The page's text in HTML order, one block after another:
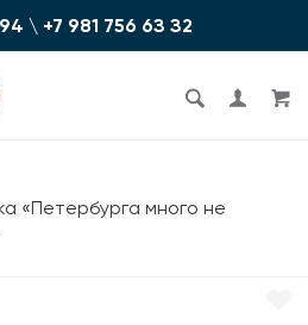
\ +7 981 756 6З З2
«Петербурга много не